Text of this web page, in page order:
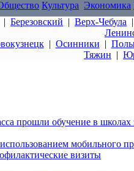
Культура Экономика
| Березовский | Верх-Чебула |
| Осинники |
Тяжин |
прошли обучение в школах
использованием мобильного
визиты